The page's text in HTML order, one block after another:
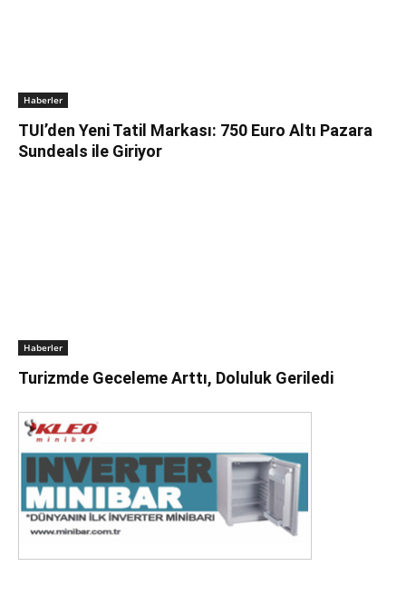
Haberler
TUI’den Yeni Tatil Markası: 750 Euro Altı Pazara
Sundeals ile Giriyor
Haberler
Turizmde Geceleme Arttı, Doluluk Geriledi